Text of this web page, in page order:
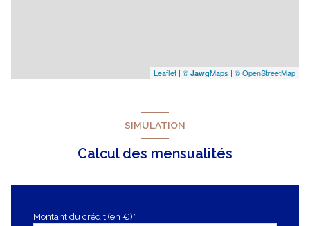
Leaflet | © JawgMaps | © OpenStreetMap
SIMULATION
Calcul des mensualités
Montant du crédit (en €)*